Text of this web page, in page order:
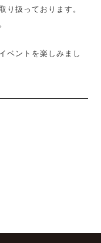
り扱っております。
ベントを楽しみまし